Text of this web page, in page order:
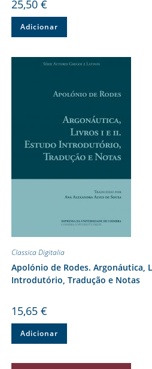
25,50 €
Adicionar
Classica Digitalia
Apolónio de Rodes. Argonáutica,
Introdutório, Tradução e Notas
15,65 €
Adicionar